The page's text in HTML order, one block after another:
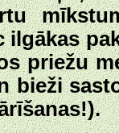
ilgākas
priežu
bieži